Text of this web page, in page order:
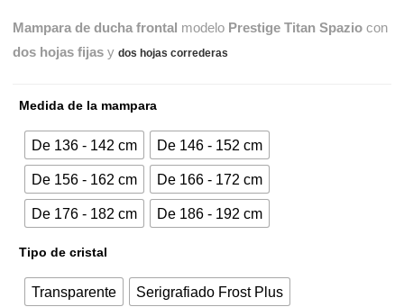
precio
329,00€.
precio
441,65€.
Mampara de ducha frontal modelo Prestige Titan Spazio con
dos hojas fijas ydos hojas correderas
Medida de la mampara
De 136 - 142 cm De 146 - 152 cm
De 156 - 162 cm De 166 - 172 cm
De 176 - 182 cm De 186 - 192 cm
Tipo de cristal
Transparente Serigrafiado Frost Plus